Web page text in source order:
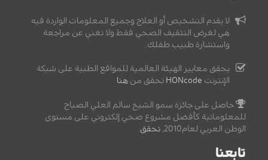
لا يقدم التشخيص أو العلاج وجميع المعلومات الواردة فيه
هي لغرض التثقيف الصحي فقط ولا تغني عن مراجعة
واستشارة طبيب طفلك.
يحقق معايير الهيئة العالمية للمواقع الطبية على شبكة
الإنترنت HONcode تحقق من هنا
حاصل على جائزة سمو الشيخ سالم العلي الصباح
للمعلوماتية كأفضل مشروع صحي إلكتروني على مستوى
الوطن العربي لعام2010,
تحقق
تابعنا